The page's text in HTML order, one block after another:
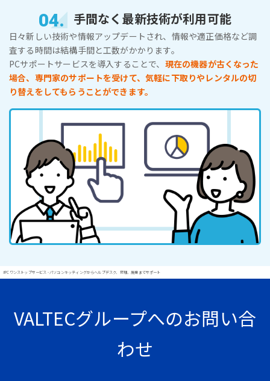
04. 手間なく最新技術が利用可能
日々新しい技術や情報アップデートされ、情報や適正価格など調
査する時間は結構手間と工数がかかります。
PCサポートサービスを導入することで、 現在の機器が古くなった
場合、専門家のサポートを受けて、気軽に下取りやレンタルの切
り替えをしてもらうことができます。
#PCワンストップサービス - パソコンキッティングからヘルプデスク、修理、廃棄までサポート
VALTECグループへのお問い合
わせ